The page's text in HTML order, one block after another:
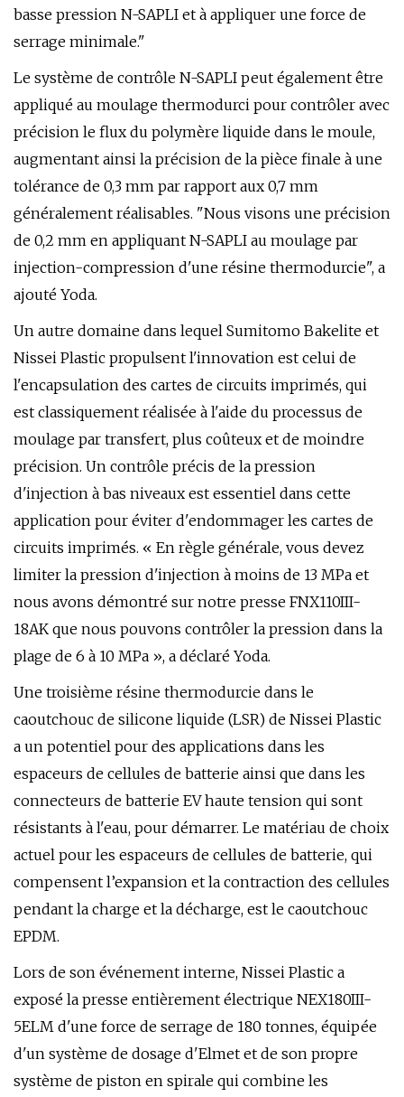
basse pression N-SAPLI et à appliquer une force de
serrage minimale."
Le système de contrôle N-SAPLI peut également être
appliqué au moulage thermodurci pour contrôler avec
précision le flux du polymère liquide dans le moule,
augmentant ainsi la précision de la pièce finale à une
tolérance de 0,3 mm par rapport aux 0,7 mm
généralement réalisables. "Nous visons une précision
de 0,2 mm en appliquant N-SAPLI au moulage par
injection-compression d'une résine thermodurcie", a
ajouté Yoda.
Un autre domaine dans lequel Sumitomo Bakelite et
Nissei Plastic propulsent l'innovation est celui de
l'encapsulation des cartes de circuits imprimés, qui
est classiquement réalisée à l'aide du processus de
moulage par transfert, plus coûteux et de moindre
précision. Un contrôle précis de la pression
d'injection à bas niveaux est essentiel dans cette
application pour éviter d'endommager les cartes de
circuits imprimés. « En règle générale, vous devez
limiter la pression d'injection à moins de 13 MPa et
nous avons démontré sur notre presse FNX110III-
18AK que nous pouvons contrôler la pression dans la
plage de 6 à 10 MPa », a déclaré Yoda.
Une troisième résine thermodurcie dans le
caoutchouc de silicone liquide (LSR) de Nissei Plastic
a un potentiel pour des applications dans les
espaceurs de cellules de batterie ainsi que dans les
connecteurs de batterie EV haute tension qui sont
résistants à l'eau, pour démarrer. Le matériau de choix
actuel pour les espaceurs de cellules de batterie, qui
compensent l’expansion et la contraction des cellules
pendant la charge et la décharge, est le caoutchouc
EPDM.
Lors de son événement interne, Nissei Plastic a
exposé la presse entièrement électrique NEX180III-
5ELM d'une force de serrage de 180 tonnes, équipée
d'un système de dosage d'Elmet et de son propre
système de piston en spirale qui combine les